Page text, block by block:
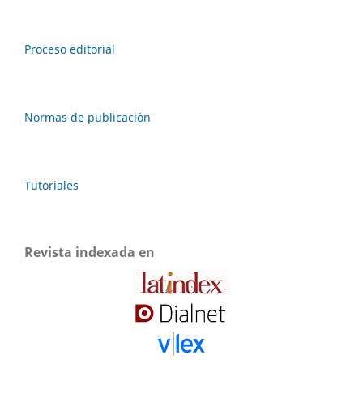
Proceso editorial
Normas de publicación
Tutoriales
Revista indexada en